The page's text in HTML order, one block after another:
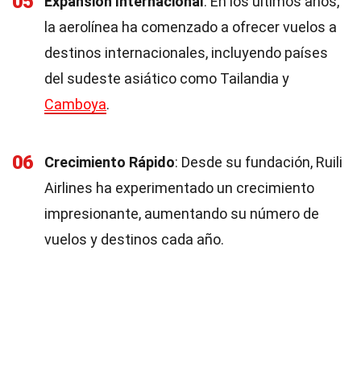
la aerolínea ha comenzado a ofrecer vuelos a
destinos internacionales, incluyendo países
del sudeste asiático como Tailandia y
Camboya.
06 Crecimiento Rápido: Desde su fundación, Ruili
Airlines ha experimentado un crecimiento
impresionante, aumentando su número de
vuelos y destinos cada año.